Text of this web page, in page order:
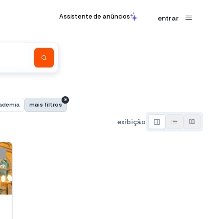
Assistente de anúncios entrar
mais filtros
9
exibição